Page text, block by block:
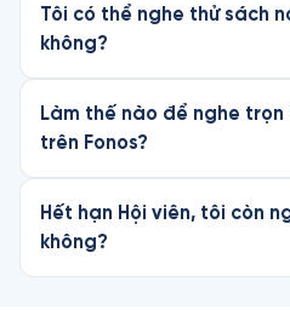
Tôi có thể nghe thử sách
không?
Làm thế nào để nghe trọn
trên Fonos?
Hết hạn Hội viên, tôi còn
không?